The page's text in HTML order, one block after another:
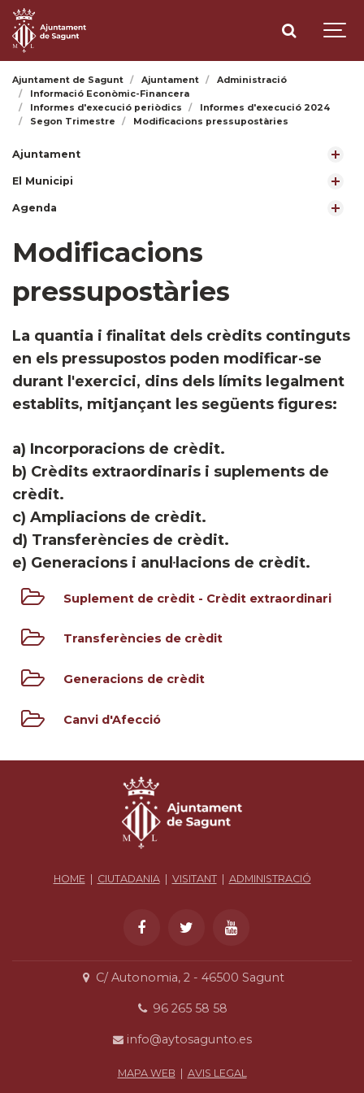
Ajuntament de Sagunt Ajuntament
Administració
Informació Econòmic-Financera
Informes d'execució periòdics
Informes d'execució 2024
Segon Trimestre
Modificacions pressupostàries
Ajuntament
El Municipi
Agenda
Modificacions
pressupostàries
​La quantia i finalitat dels crèdits continguts
en els pressupostos poden modificar-se
durant l'exercici, dins dels límits legalment
establits, mitjançant les següents figures:
a) Incorporacions de crèdit.
b) Crèdits extraordinaris i suplements de
crèdit.
c) Ampliacions de crèdit.
d) Transferències de crèdit.
e) Generacions i anul·lacions de crèdit.
Suplement de crèdit - Crèdit extraordinari
Transferències de crèdit
Generacions de crèdit
Canvi d'Afecció
HOME| CIUTADANIA| VISITANT| ADMINISTRACIÓ
C/ Autonomia, 2 - 46500 Sagunt
96 265 58 58
info@aytosagunto.es
MAPA WEB AVIS LEGAL